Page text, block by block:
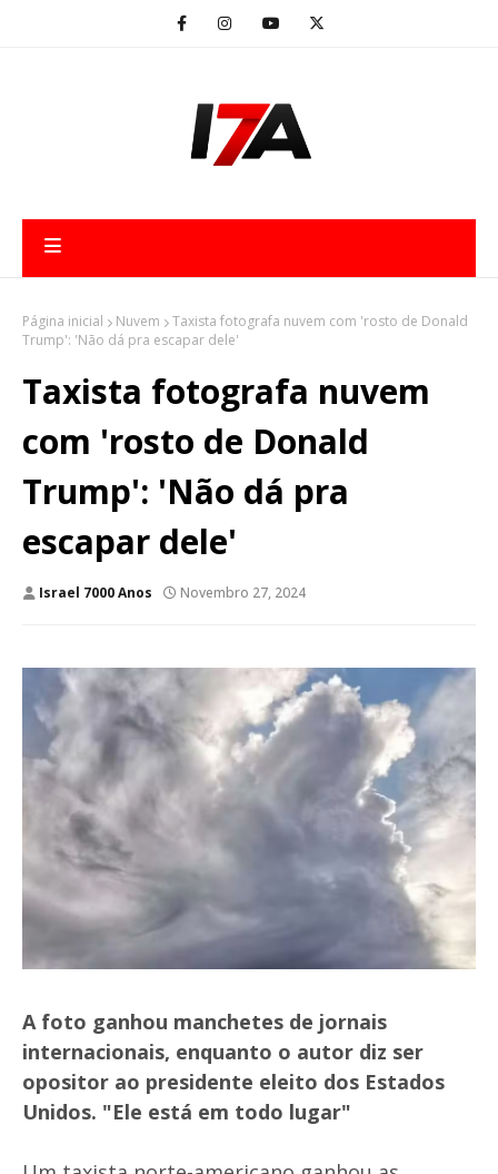
Página inicial Nuvem
Taxista fotografa nuvem com 'rosto de Donald
Trump': 'Não dá pra escapar dele'
Taxista fotografa nuvem
com 'rosto de Donald
Trump': 'Não dá pra
escapar dele'
Israel 7000 Anos Novembro 27, 2024
A foto ganhou manchetes de jornais
internacionais, enquanto o autor diz ser
opositor ao presidente eleito dos Estados
Unidos. "Ele está em todo lugar"